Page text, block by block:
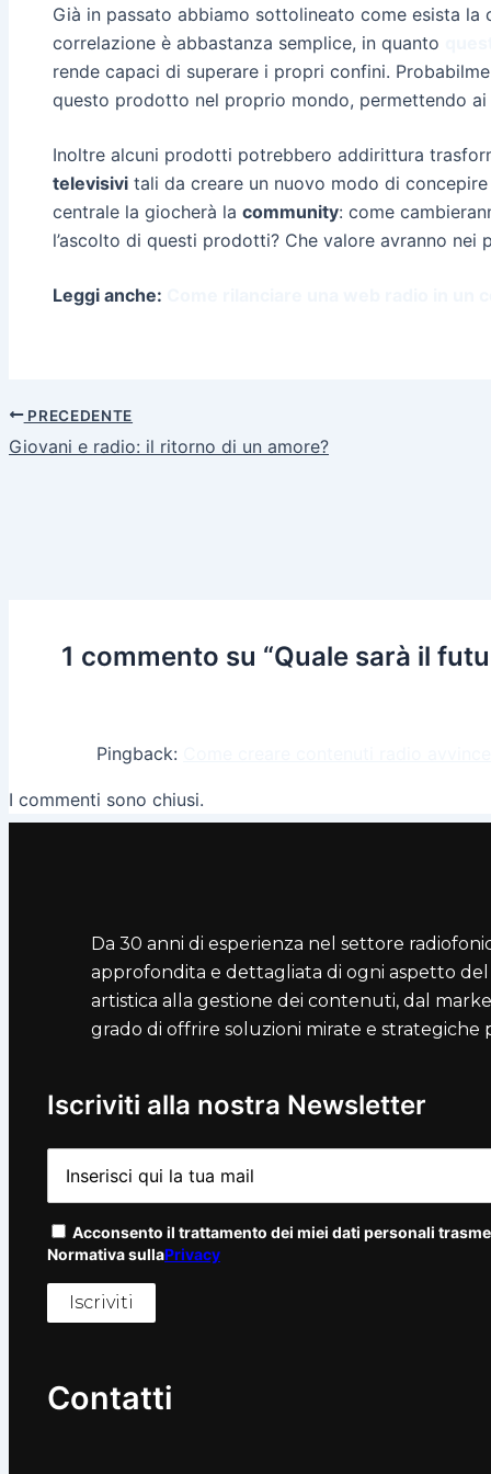
Già in passato abbiamo sottolineato come esista
correlazione è abbastanza semplice, in quanto
rende capaci di superare i propri confini.
questo prodotto nel proprio mondo, permettendo
Inoltre alcuni prodotti potrebbero addirittura
televisivi tali da creare un nuovo modo di
centrale la giocherà la community: come
l’ascolto di questi prodotti? Che valore avranno
Leggi anche:
PRECEDENTE
Giovani e radio: il ritorno di un amore?
1 commento su “Quale sarà il
Pingback:
I commenti sono chiusi.
Da 30 anni di esperienza nel settore
approfondita e dettagliata di ogni aspetto
artistica alla gestione dei contenuti, dal
grado di offrire soluzioni mirate e
Iscriviti alla nostra Newsletter
Acconsento il trattamento dei miei dati personali
Normativa sullaPrivacy
Contatti